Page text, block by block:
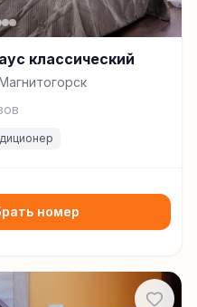
классический
номер